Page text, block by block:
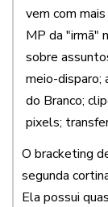
vem com
MP da "irmã"
sobre
meio-disparo;
do Branco;
pixels;
O bracketing
segunda
Ela possui